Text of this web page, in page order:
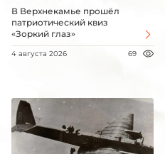
В Верхнекамье прошёл
патриотический квиз
«Зоркий глаз»
4 августа 2026 69